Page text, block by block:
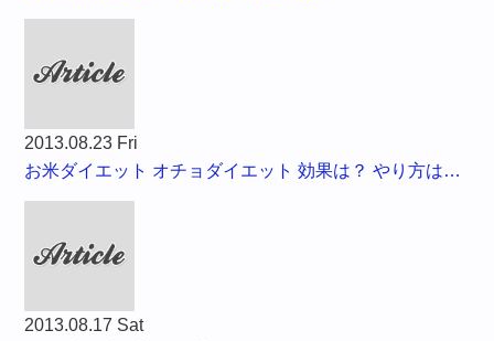
2013.08.23 Fri
お米ダイエット オチョダイエット 効果は？ やり方は…
2013.08.17 Sat